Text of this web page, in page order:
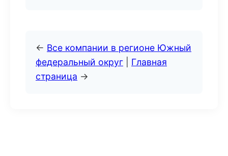
← Все компании в регионе Южный
федеральный округ
Главная
страница →